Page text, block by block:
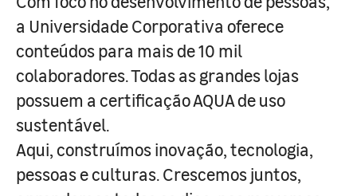
a Universidade Corporativa oferece
conteúdos para mais de 10 mil
colaboradores. Todas as grandes lojas
possuem a certificação AQUA de uso
sustentável.
Aqui, construímos inovação, tecnologia,
pessoas e culturas. Crescemos juntos,